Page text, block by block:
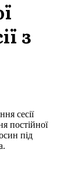
з
сесії
постійної
під